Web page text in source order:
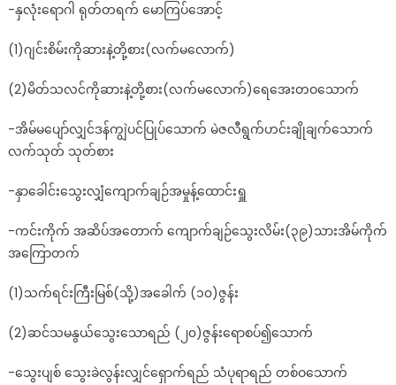
-နှလုံးရောဂါ ရုတ်တရက် မောကြပ်အောင့်
(1)ဂျင်းစိမ်းကိုဆားနဲ့တို့စား(လက်မလောက်)
(2)မိတ်သလင်ကိုဆားနဲ့တို့စား(လက်မလောက်)ရေအေးတဝသောက်
-အိမ်မပျော်လျှင်ဒန်ကျွဲပင်ပြုပ်သောက် မဲဇလီရွက်ဟင်းချိုချက်သောက်
လက်သုတ် သုတ်စား
-နှာခေါင်းသွေးလျှံကျောက်ချဉ်အမှုန့်ထောင်းရှူ
-ကင်းကိုက် အဆိပ်အတောက် ကျောက်ချဉ်သွေးလိမ်း(၃၉)သားအိမ်ကိုက်
အကြောတက်
(1)သက်ရင်းကြီးမြစ်(သို့)အခေါက် (၁၀)ဇွန်း
(2)ဆင်သမနွယ်သွေးသောရည် (၂၀)ဇွန်းရောစပ်၍သောက်
-သွေးပျစ် သွေးခဲလွန်းလျှင်ရှောက်ရည် သံပုရာရည် တစ်ဝသောက်